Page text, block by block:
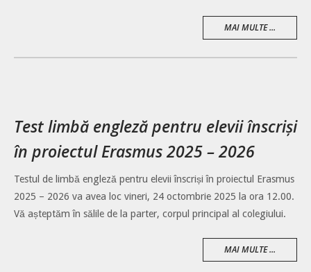
MAI MULTE ...
Test limbă engleză pentru elevii înscriși
în proiectul Erasmus 2025 – 2026
Testul de limbă engleză pentru elevii înscriși în proiectul Erasmus
2025 – 2026 va avea loc vineri, 24 octombrie 2025 la ora 12.00.
Vă așteptăm în sălile de la parter, corpul principal al colegiului.
MAI MULTE ...